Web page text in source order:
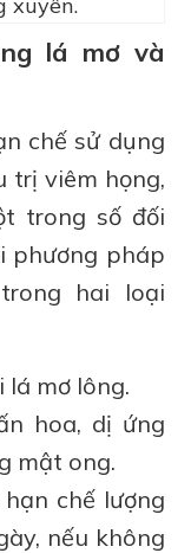
lá mơ và
chế sử dụng
trị viêm họng,
trong số đối
phương pháp
hai loại
lá mơ lông.
hoa, dị ứng
mật ong.
chế lượng
nếu không